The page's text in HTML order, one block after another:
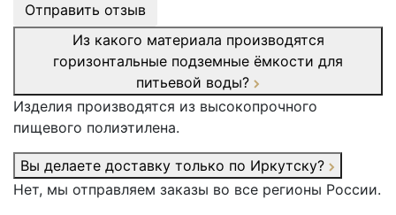
Отправить отзыв
Из какого материала производятся
горизонтальные подземные ёмкости для
питьевой воды?
Изделия производятся из высокопрочного
пищевого полиэтилена.
Вы делаете доставку только по Иркутску?
Нет, мы отправляем заказы во все регионы России.